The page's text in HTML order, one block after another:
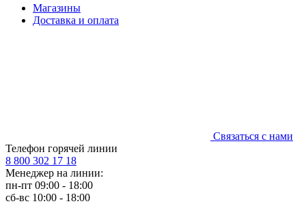
Магазины
Доставка и оплата
Связаться с нами
Телефон горячей линии
8 800 302 17 18
Менеджер на линии:
пн-пт 09:00 - 18:00
сб-вс 10:00 - 18:00